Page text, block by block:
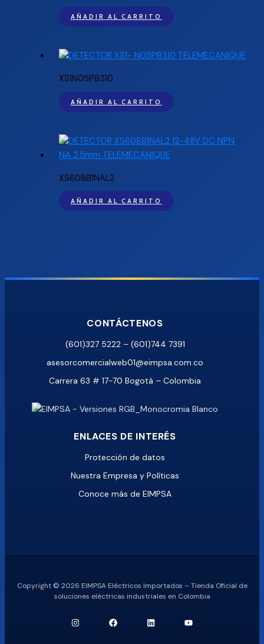
AÑADIR AL CARRITO
XS1N05PB310
AÑADIR AL CARRITO
XS608B1NAL2
AÑADIR AL CARRITO
CONTÁCTENOS
(601)327 5222 – (601)744 7391
asesorcomercialweb01@eimpsa.com.co
Carrera 63 # 17-70 Bogotá – Colombia
ENLACES DE INTERÉS
Protección de datos
Nuestra Empresa y Políticas
Conoce más de EIMPSA
Copyright © 2026 EIMPSA Eléctricos Importados – Tienda Oficial de
soluciones eléctricas industriales en Colombia